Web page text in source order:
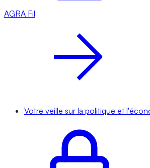
AGRA Fil
Votre veille sur la politique et